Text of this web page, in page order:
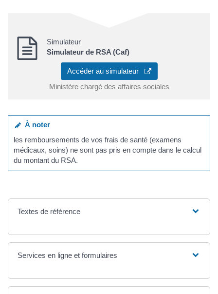
Simulateur
Simulateur de RSA (Caf)
Accéder au simulateur
Ministère chargé des affaires sociales
À noter
les remboursements de vos frais de santé (examens
médicaux, soins) ne sont pas pris en compte dans le calcul
du montant du RSA.
Textes de référence
Services en ligne et formulaires